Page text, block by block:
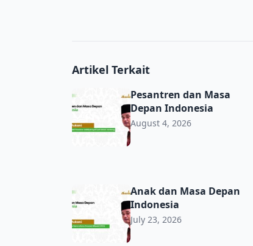
Artikel Terkait
Pesantren dan Masa Depan Indonesia
Pesantren dan Masa
Depan Indonesia
August 4, 2026
Anak dan Masa Depan Indonesia
Anak dan Masa Depan
Indonesia
July 23, 2026